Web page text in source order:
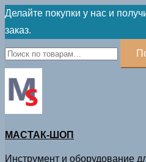
Skip
to
content
Делайте покупки у нас и
заказ.
Искать:
МАСТАК-ШОП
Инструмент и оборудование